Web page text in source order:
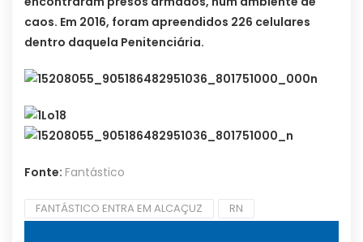
caos. Em 2016, foram apreendidos 226 celulares
dentro daquela Penitenciária.
Fonte: Fantástico
FANTÁSTICO ENTRA EM ALCAÇUZ RN